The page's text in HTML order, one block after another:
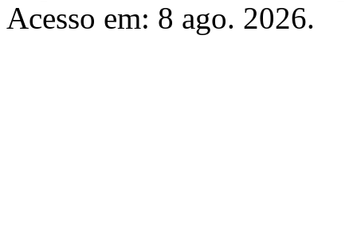
Acesso em: 8 ago. 2026.